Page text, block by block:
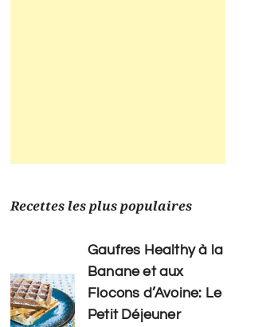
Recettes les plus populaires
Gaufres Healthy à la
Banane et aux
Flocons d’Avoine: Le
Petit Déjeuner